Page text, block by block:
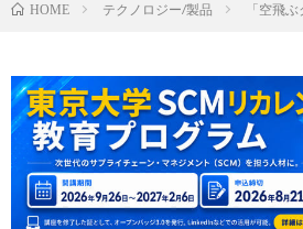
HOME テクノロジー/製品 「空飛